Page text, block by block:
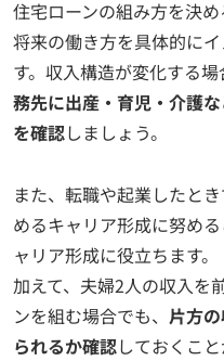
住宅ローンの組み方を決
将来の働き方を具体的に
す。収入構造が変化する
務先に出産・育児・介護
を確認しましょう。
また、転職や起業したと
めるキャリア形成に努め
ャリア形成に役立ちます。
加えて、夫婦2人の収入を
ンを組む場合でも、 片方
られるか確認しておくこと